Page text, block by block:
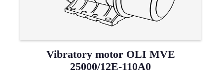
Vibratory motor OLI MVE
25000/12E-110A0